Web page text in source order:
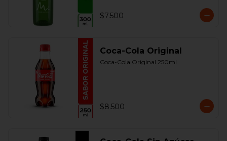
$7.500
Coca-Cola Original
Coca-Cola Original 250ml
$8.500